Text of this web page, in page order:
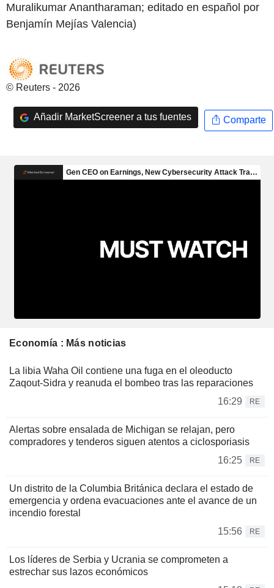
Muralikumar Anantharaman; editado en español por
Benjamín Mejías Valencia)
© Reuters - 2026
Añadir MarketScreener a tus fuentes Comparte
Economía : Más noticias
La libia Waha Oil contiene una fuga en el oleoducto
Zaqout-Sidra y reanuda el bombeo tras las reparaciones
16:29
RE
Alertas sobre ensalada de Michigan se relajan, pero
compradores y tenderos siguen atentos a ciclosporiasis
16:25
RE
Un distrito de la Columbia Británica declara el estado de
emergencia y ordena evacuaciones ante el avance de un
incendio forestal
15:56
RE
Los líderes de Serbia y Ucrania se comprometen a
estrechar sus lazos económicos